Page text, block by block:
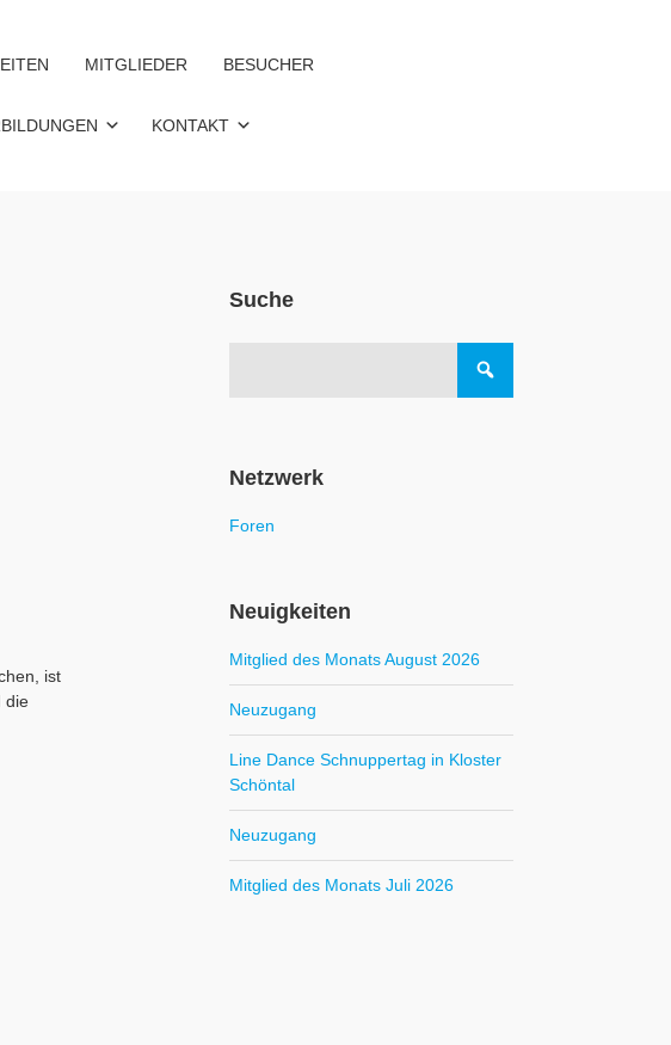
MITGLIEDER BESUCHER
KONTAKT
ist
die
Suche
Netzwerk
Foren
Neuigkeiten
Mitglied des Monats August 2026
Neuzugang
Line Dance Schnuppertag in Kloster
Schöntal
Neuzugang
Mitglied des Monats Juli 2026